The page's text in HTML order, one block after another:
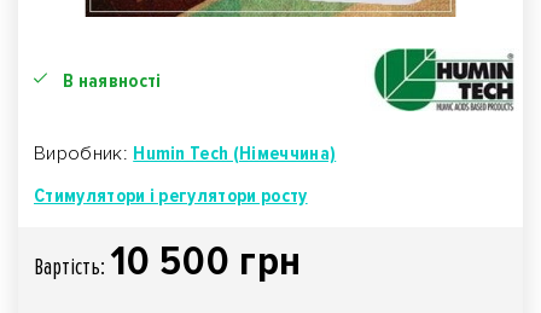
В наявності
Виробник: Humin Tech (Німеччина)
Стимулятори і регулятори росту
Вартiсть: 10 500 грн